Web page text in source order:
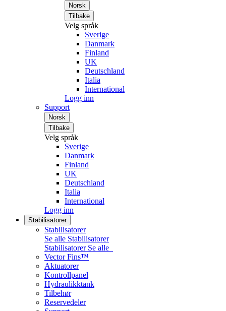
Norsk
Tilbake
Velg språk
Sverige
Danmark
Finland
UK
Deutschland
Italia
International
Logg inn
Support
Norsk
Tilbake
Velg språk
Sverige
Danmark
Finland
UK
Deutschland
Italia
International
Logg inn
Stabilisatorer
Stabilisatorer
Se alle Stabilisatorer
Stabilisatorer Se alle
Vector Fins™
Aktuatorer
Kontrollpanel
Hydraulikktank
Tilbehør
Reservedeler